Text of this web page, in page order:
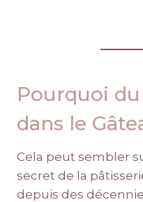
Pourquoi du
dans le
Cela peut sembler
secret de la
depuis des